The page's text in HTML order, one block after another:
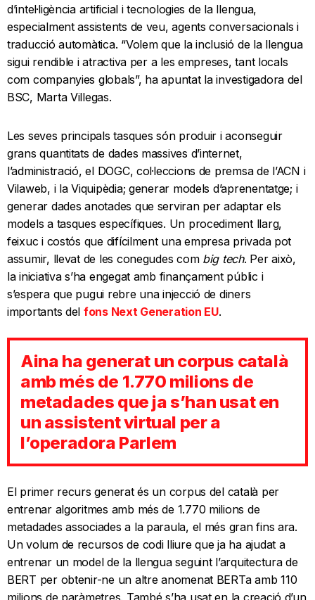
d’intel·ligència artificial i tecnologies de la llengua,
especialment assistents de veu, agents conversacionals i
traducció automàtica. “Volem que la inclusió de la llengua
sigui rendible i atractiva per a les empreses, tant locals
com companyies globals”, ha apuntat la investigadora del
BSC, Marta Villegas.
Les seves principals tasques són produir i aconseguir
grans quantitats de dades massives d’internet,
l’administració, el DOGC, col·leccions de premsa de l’ACN i
Vilaweb, i la Viquipèdia; generar models d’aprenentatge; i
generar dades anotades que serviran per adaptar els
models a tasques específiques. Un procediment llarg,
feixuc i costós que difícilment una empresa privada pot
assumir, llevat de les conegudes com big tech. Per això,
la iniciativa s’ha engegat amb finançament públic i
s’espera que pugui rebre una injecció de diners
importants del fons Next Generation EU.
Aina ha generat un corpus català
amb més de 1.770 milions de
metadades que ja s’han usat en
un assistent virtual per a
l’operadora Parlem
El primer recurs generat és un corpus del català per
entrenar algoritmes amb més de 1.770 milions de
metadades associades a la paraula, el més gran fins ara.
Un volum de recursos de codi lliure que ja ha ajudat a
entrenar un model de la llengua seguint l’arquitectura de
BERT per obtenir-ne un altre anomenat BERTa amb 110